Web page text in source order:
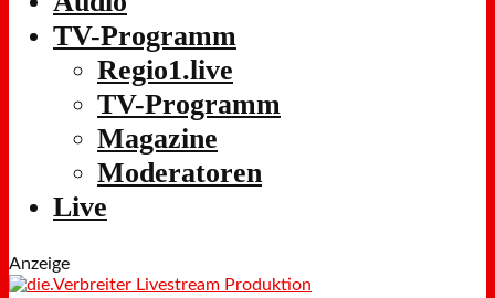
TV-Programm
Regio1.live
TV-Programm
Magazine
Moderatoren
Live
Anzeige